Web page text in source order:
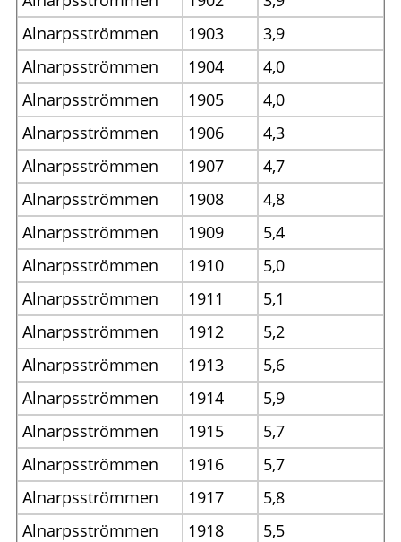
Alnarpsströmmen
1903
3,9
Alnarpsströmmen
1904
4,0
Alnarpsströmmen
1905
4,0
Alnarpsströmmen
1906
4,3
Alnarpsströmmen
1907
4,7
Alnarpsströmmen
1908
4,8
Alnarpsströmmen
1909
5,4
Alnarpsströmmen
1910
5,0
Alnarpsströmmen
1911
5,1
Alnarpsströmmen
1912
5,2
Alnarpsströmmen
1913
5,6
Alnarpsströmmen
1914
5,9
Alnarpsströmmen
1915
5,7
Alnarpsströmmen
1916
5,7
Alnarpsströmmen
1917
5,8
Alnarpsströmmen
1918
5,5